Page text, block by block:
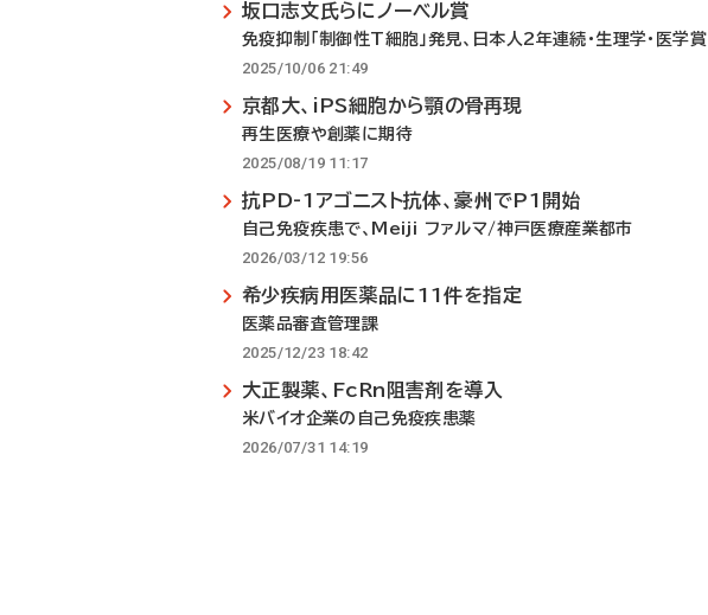
坂口志文氏らにノーベル賞
免疫抑制「制御性T細胞」発見、日本人2年連続・生理学・医学賞
2025/10/06 21:49
京都大、iPS細胞から顎の骨再現
再生医療や創薬に期待
2025/08/19 11:17
抗PD-1アゴニスト抗体、豪州でP1開始
自己免疫疾患で、Meiji ファルマ/神戸医療産業都市
2026/03/12 19:56
希少疾病用医薬品に11件を指定
医薬品審査管理課
2025/12/23 18:42
大正製薬、FcRn阻害剤を導入
米バイオ企業の自己免疫疾患薬
2026/07/31 14:19